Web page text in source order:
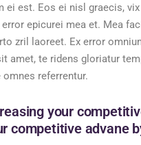
ei est. Eos ei nisl graecis,
error epicurei mea et. Mea
zril laoreet. Ex error
amet, te ridens gloriatur
referrentur.
your
competitive advane